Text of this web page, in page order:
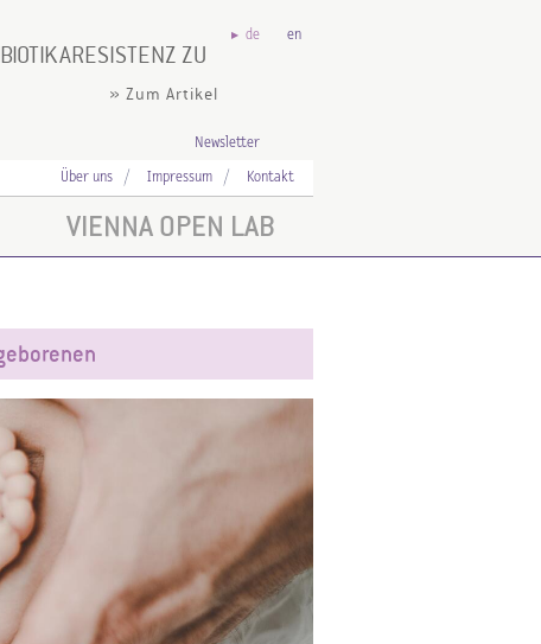
ZU
» Zum Artikel
de en
Newsletter
Über uns Impressum Kontakt
VIENNA OPEN LAB